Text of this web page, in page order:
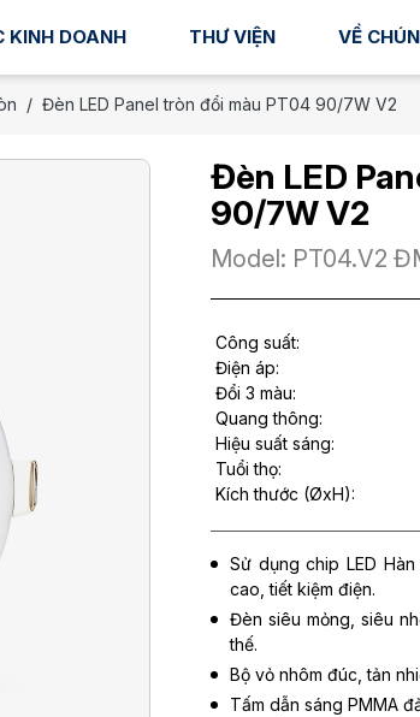
KINH DOANH THƯ VIỆN VỀ
Đèn LED Panel tròn đổi màu PT04 90/7W V2
Đèn LED
90/7W V2
Model: PT04.V2
Công suất:
Điện áp:
Đổi 3 màu:
Quang thông:
Hiệu suất sáng:
Tuổi thọ:
Kích thước (ØxH):
Sử dụng chip LED
cao, tiết kiệm điện.
Đèn siêu mỏng, siêu
thế.
Bộ vỏ nhôm đúc, tản
Tấm dẫn sáng PMMA